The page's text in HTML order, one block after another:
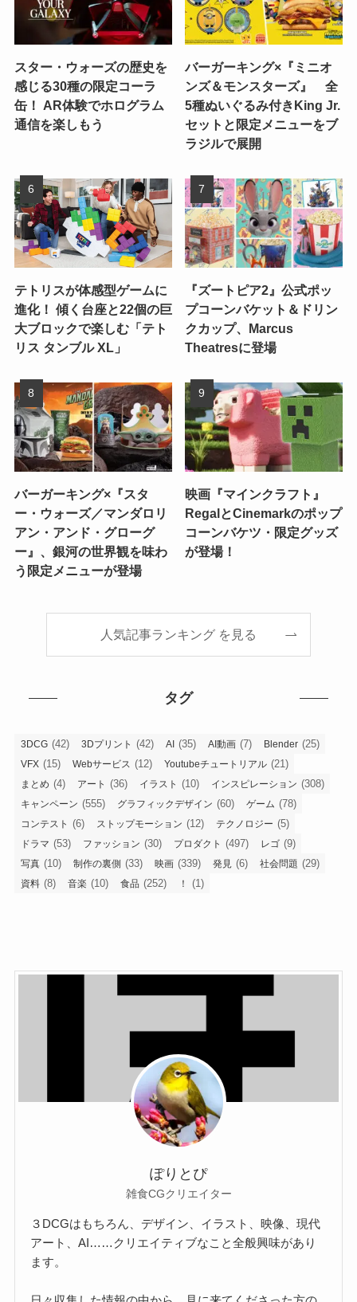
スター・ウォーズの歴史を
感じる30種の限定コーラ
缶！ AR体験でホログラム
通信を楽しもう
バーガーキング×『ミニオ
ンズ＆モンスターズ』 全
5種ぬいぐるみ付きKing Jr.
セットと限定メニューをブ
ラジルで展開
テトリスが体感型ゲームに
進化！ 傾く台座と22個の巨
大ブロックで楽しむ「テト
リス タンブル XL」
『ズートピア2』公式ポッ
プコーンバケット＆ドリン
クカップ、Marcus
Theatresに登場
バーガーキング×『スタ
ー・ウォーズ／マンダロリ
アン・アンド・グローグ
ー』、銀河の世界観を味わ
う限定メニューが登場
映画『マインクラフト』
RegalとCinemarkのポップ
コーンバケツ・限定グッズ
が登場！
人気記事ランキング を見る
タグ
3DCG (42) 3Dプリント (42) AI (35) AI動画 (7) Blender (25)
VFX (15) Webサービス (12) Youtubeチュートリアル (21)
まとめ (4) アート (36) イラスト (10) インスピレーション (308)
キャンペーン (555) グラフィックデザイン (60) ゲーム (78)
コンテスト (6) ストップモーション (12) テクノロジー (5)
ドラマ (53) ファッション (30) プロダクト (497) レゴ (9)
写真 (10) 制作の裏側 (33) 映画 (339) 発見 (6) 社会問題 (29)
資料 (8) 音楽 (10) 食品 (252) ！ (1)
ぽりとぴ
雑食CGクリエイター
３DCGはもちろん、デザイン、イラスト、映像、現代
アート、AI……クリエイティブなこと全般興味があり
ます。